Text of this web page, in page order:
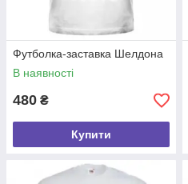
Футболка-заставка Шелдона
В наявності
480 ₴
Купити